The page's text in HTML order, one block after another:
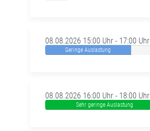
08.08.2026 15:00 Uhr - 17:00 Uhr
Geringe Auslastung
08.08.2026 16:00 Uhr - 18:00 Uhr
Sehr geringe Auslastung